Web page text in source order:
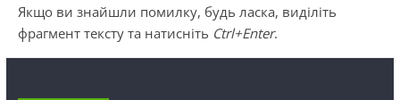
Якщо ви знайшли помилку, будь ласка, виділіть
фрагмент тексту та натисніть Ctrl+Enter.